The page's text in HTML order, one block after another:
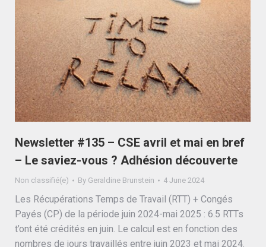
Newsletter #135 – CSE avril et mai en bref
– Le saviez-vous ? Adhésion découverte
Non classifié(e) By Geraldine Brunstein 4 June 2024
Les Récupérations Temps de Travail (RTT) + Congés
Payés (CP) de la période juin 2024-mai 2025 : 6.5 RTTs
t’ont été crédités en juin. Le calcul est en fonction des
nombres de jours travaillés entre juin 2023 et mai 2024.